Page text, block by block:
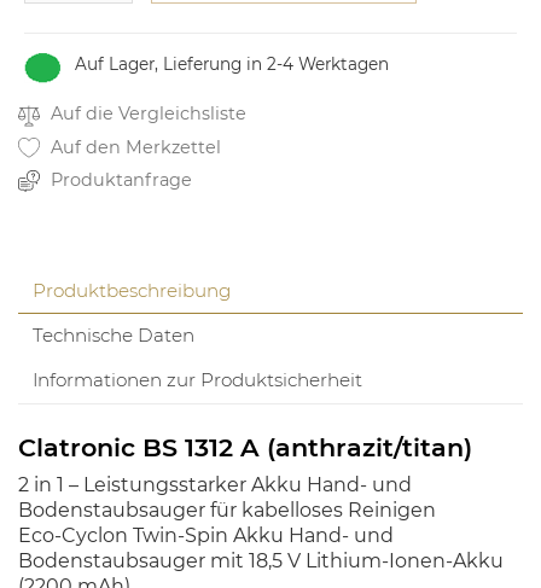
Auf Lager, Lieferung in 2-4 Werktagen
Auf die Vergleichsliste
Auf den Merkzettel
Produktanfrage
Produktbeschreibung
Technische Daten
Informationen zur Produktsicherheit
Clatronic BS 1312 A (anthrazit/titan)
2 in 1 – Leistungsstarker Akku Hand- und
Bodenstaubsauger für kabelloses Reinigen
Eco-Cyclon Twin-Spin Akku Hand- und
Bodenstaubsauger mit 18,5 V Lithium-Ionen-Akku